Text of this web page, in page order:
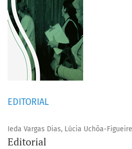
EDITORIAL
Ieda Vargas Dias, Lúcia Uchôa-
Editorial